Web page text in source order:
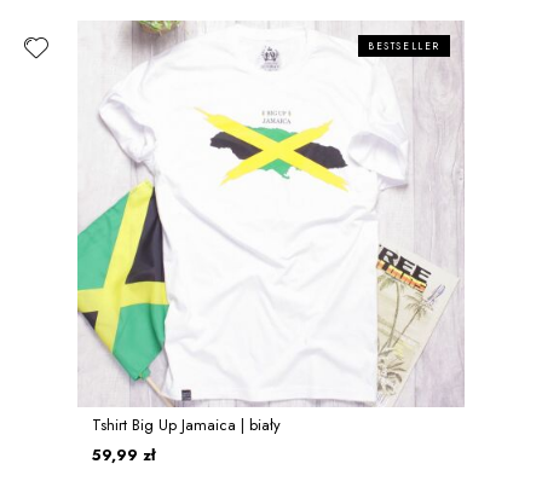
Tshirt Big Up Jamaica | biały
59,99 zł
BESTSELLER